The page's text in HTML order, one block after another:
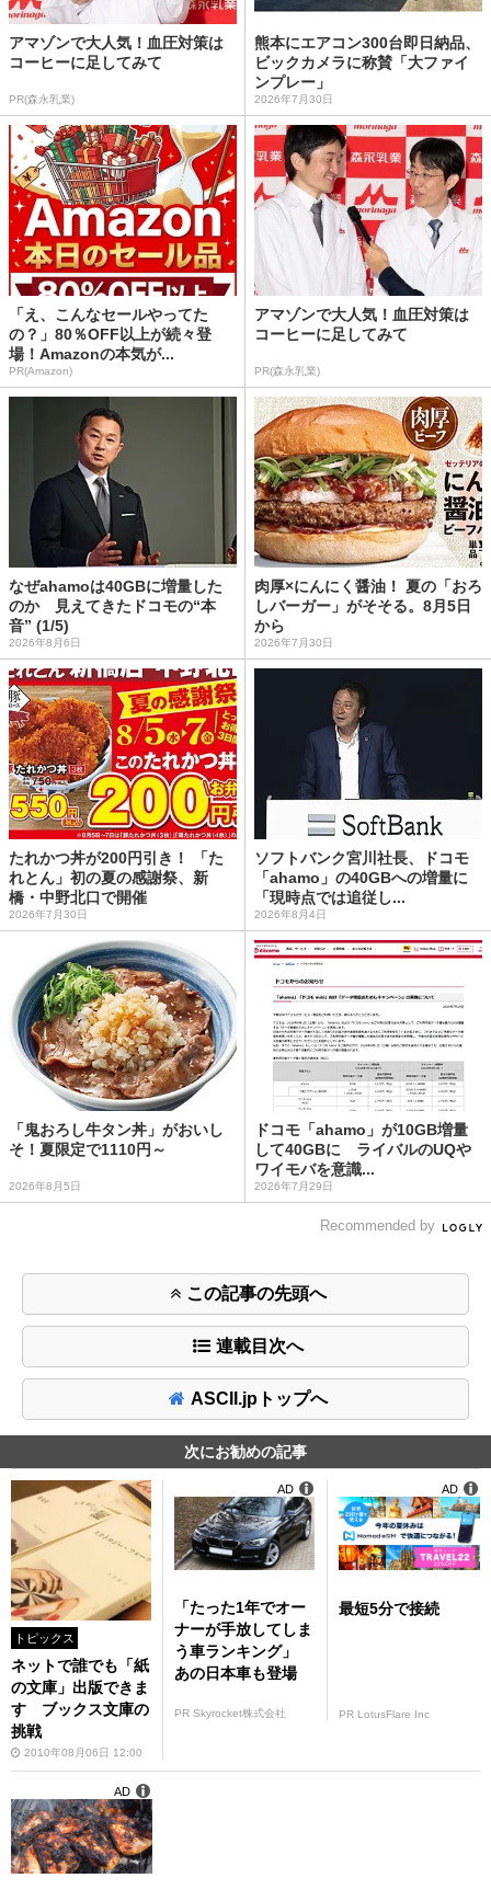
アマゾンで大人気！血圧対策は
コーヒーに足してみて
PR(森永乳業)
熊本にエアコン300台即日納品、
ビックカメラに称賛「大ファイ
ンプレー」
2026年7月30日
「え、こんなセールやってた
の？」80％OFF以上が続々登
場！Amazonの本気が...
PR(Amazon)
アマゾンで大人気！血圧対策は
コーヒーに足してみて
PR(森永乳業)
なぜahamoは40GBに増量した
のか 見えてきたドコモの“本
音” (1/5)
2026年8月6日
肉厚×にんにく醤油！ 夏の「おろ
しバーガー」がそそる。8月5日
から
2026年7月30日
たれかつ丼が200円引き！ 「た
れとん」初の夏の感謝祭、新
橋・中野北口で開催
2026年7月30日
ソフトバンク宮川社長、ドコモ
「ahamo」の40GBへの増量に
「現時点では追従し...
2026年8月4日
「鬼おろし牛タン丼」がおいし
そ！夏限定で1110円～
2026年8月5日
ドコモ「ahamo」が10GB増量
して40GBに ライバルのUQや
ワイモバを意識...
2026年7月29日
Recommended by
この記事の先頭へ
連載目次へ
ASCII.jpトップへ
次にお勧めの記事
トピックス
ネットで誰でも「紙
の文庫」出版できま
す ブックス文庫の
挑戦
2010年08月06日 12:00
「たった1年でオー
ナーが手放してしま
う車ランキング」
あの日本車も登場
PR Skyrocket株式会社
AD
最短5分で接続
PR LotusFlare Inc
AD
AD